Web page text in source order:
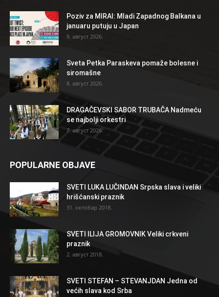
Poziv za MIRAI: Mladi Zapadnog Balkana u
januaru putuju u Japan
9. август 2026.
Sveta Petka Paraskeva pomaže bolesne i
siromašne
8. август 2026.
DRAGAČEVSKI SABOR TRUBAČA Nadmeću
se najbolji orkestri
7. август 2026.
POPULARNE OBJAVE
SVETI LUKA LUČINDAN Srpska slava i veliki
hrišćanski praznik
31. октобар 2018.
SVETI ILIJA GROMOVNIK Veliki crkveni
praznik
2. август 2018.
SVETI STEFAN – STEVANJDAN Jedna od
većih slava kod Srba